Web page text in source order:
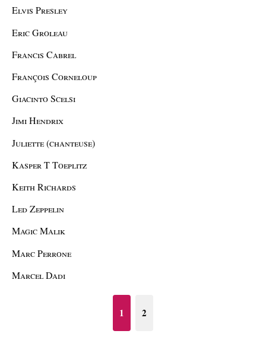
Elvis Presley
Eric Groleau
Francis Cabrel
François Corneloup
Giacinto Scelsi
Jimi Hendrix
Juliette (chanteuse)
Kasper T Toeplitz
Keith Richards
Led Zeppelin
Magic Malik
Marc Perrone
Marcel Dadi
1 2